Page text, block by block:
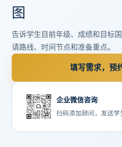
图
告诉学生目前年级、成绩和目标
请路线、时间节点和准备重点。
填写需求，预
企业微信咨询
扫码添加顾问，发送学